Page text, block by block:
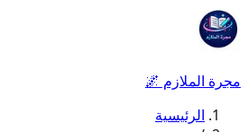
مجرة الملازم 🌌
الرئيسية